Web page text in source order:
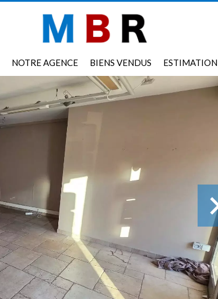
NOTRE AGENCE BIENS VENDUS ESTIMATION